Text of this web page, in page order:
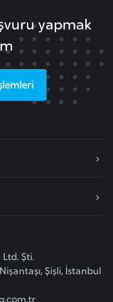
yapmak
Şti.
Şişli, İstanbul